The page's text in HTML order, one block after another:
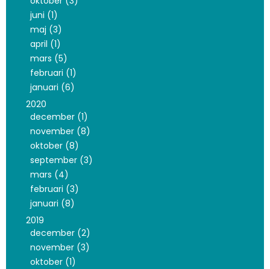
juni (1)
maj (3)
april (1)
mars (5)
februari (1)
januari (6)
2020
december (1)
november (8)
oktober (8)
september (3)
mars (4)
februari (3)
januari (8)
2019
december (2)
november (3)
oktober (1)